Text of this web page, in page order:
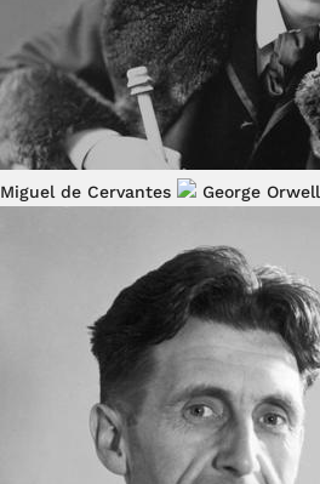
Miguel de Cervantes George Orwell